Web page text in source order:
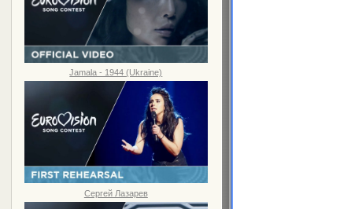
Jamala - 1944 (Ukraine)
Сергей Лазарев